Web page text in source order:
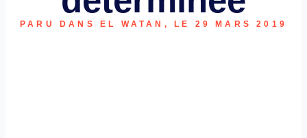
PARU DANS EL WATAN, LE 29 MARS 2019